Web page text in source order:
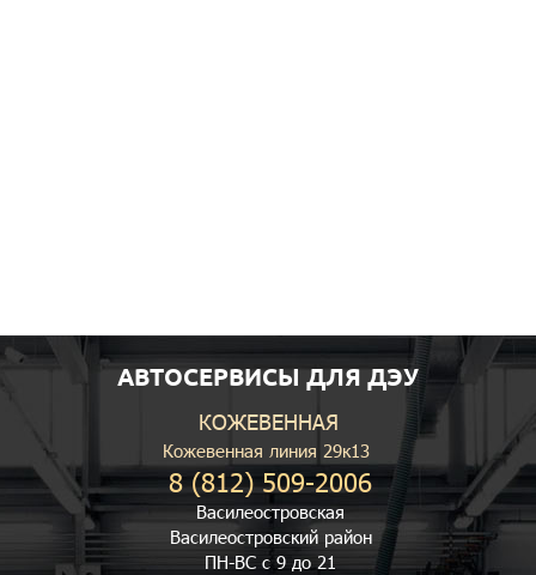
АВТОСЕРВИСЫ ДЛЯ ДЭУ
КОЖЕВЕННАЯ
Кожевенная линия 29к13
8 (812) 509-2006
Василеостровская
Василеостровский район
ПН-ВС с 9 до 21